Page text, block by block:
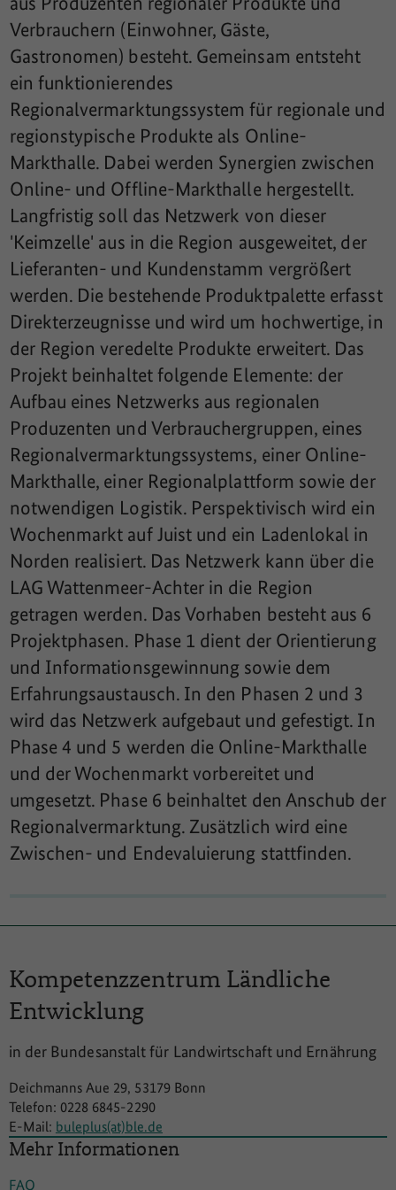
Verbrauchern (Einwohner, Gäste,
Gastronomen) besteht. Gemeinsam entsteht
ein funktionierendes
Regionalvermarktungssystem für regionale und
regionstypische Produkte als Online-
Markthalle. Dabei werden Synergien zwischen
Online- und Offline-Markthalle hergestellt.
Langfristig soll das Netzwerk von dieser
'Keimzelle' aus in die Region ausgeweitet, der
Lieferanten- und Kundenstamm vergrößert
werden. Die bestehende Produktpalette erfasst
Direkterzeugnisse und wird um hochwertige, in
der Region veredelte Produkte erweitert. Das
Projekt beinhaltet folgende Elemente: der
Aufbau eines Netzwerks aus regionalen
Produzenten und Verbrauchergruppen, eines
Regionalvermarktungssystems, einer Online-
Markthalle, einer Regionalplattform sowie der
notwendigen Logistik. Perspektivisch wird ein
Wochenmarkt auf Juist und ein Ladenlokal in
Norden realisiert. Das Netzwerk kann über die
LAG Wattenmeer-Achter in die Region
getragen werden. Das Vorhaben besteht aus 6
Projektphasen. Phase 1 dient der Orientierung
und Informationsgewinnung sowie dem
Erfahrungsaustausch. In den Phasen 2 und 3
wird das Netzwerk aufgebaut und gefestigt. In
Phase 4 und 5 werden die Online-Markthalle
und der Wochenmarkt vorbereitet und
umgesetzt. Phase 6 beinhaltet den Anschub der
Regionalvermarktung. Zusätzlich wird eine
Zwischen- und Endevaluierung stattfinden.
Kompetenzzentrum Ländliche
Entwicklung
in der Bundesanstalt für Landwirtschaft und Ernährung
Deichmanns Aue 29, 53179 Bonn
Telefon: 0228 6845-2290
E-Mail: buleplus(at)ble.de
Mehr Informationen
FAQ